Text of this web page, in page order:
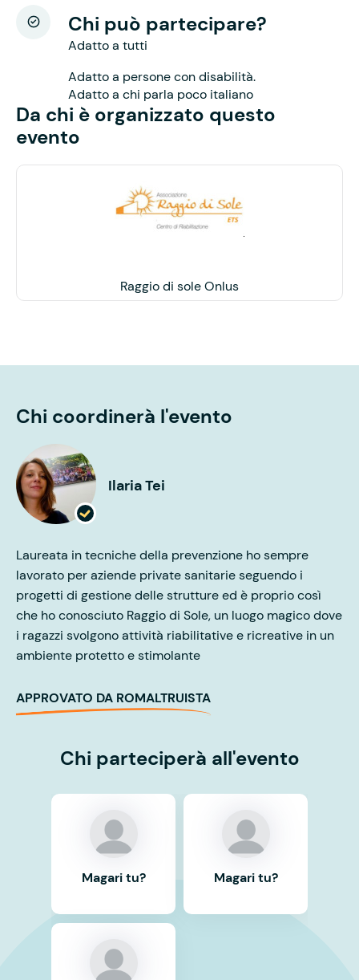
Chi può partecipare?
Adatto a tutti
Adatto a persone con disabilità.
Adatto a chi parla poco italiano
Da chi è organizzato questo
evento
Raggio di sole Onlus
Chi coordinerà l'evento
Ilaria Tei
Laureata in tecniche della prevenzione ho sempre
lavorato per aziende private sanitarie seguendo i
progetti di gestione delle strutture ed è proprio così
che ho conosciuto Raggio di Sole, un luogo magico dove
i ragazzi svolgono attività riabilitative e ricreative in un
ambiente protetto e stimolante
APPROVATO DA ROMALTRUISTA
Chi parteciperà all'evento
Magari tu? Magari tu?